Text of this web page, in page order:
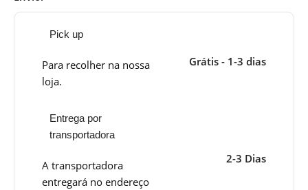
Pick up
Para recolher na nossa
loja.
Grátis - 1-3 dias
Entrega por
transportadora
A transportadora
entregará no endereço
2-3 Dias